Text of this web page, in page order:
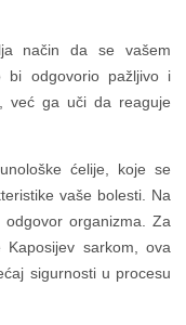
način da se vašem
bi odgovorio pažljivo i
već ga uči da reaguje
ćelije, koje se
vaše bolesti. Na
organizma. Za
sarkom, ova
sigurnosti u procesu